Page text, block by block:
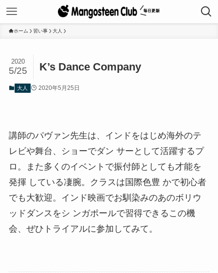
ホーム 習い事 大人
K’s Dance Company
2020
5/25
大人 2020年5月25日
講師のパヴァン先生は、インドをはじめ海外のテ
レビや舞台、ショーでダン サーとして活躍するプ
ロ。また多くのイベントで振付師としても才能を
発揮 している凄腕。クラスは国際色豊 かで初心者
でも大歓迎。インド映画でお馴染みのあのボリウ
ッドダンスをシ ンガポールで習得できるこの機
会、ぜひトライアルに参加してみて。